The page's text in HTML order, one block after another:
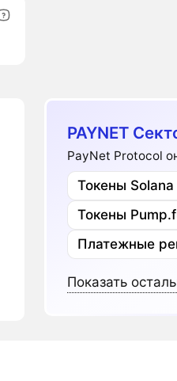
PAYNET
PayNet Protocol
Токены Solana
Токены
Платежные
Показать